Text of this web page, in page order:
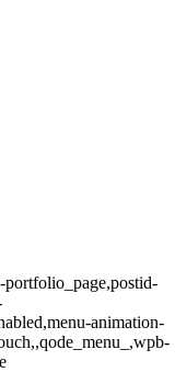
portfolio_page,postid-
animation-